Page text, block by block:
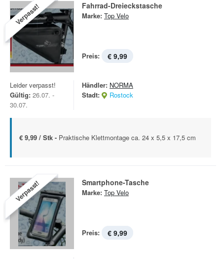
Verpasst! Fahrrad-Dreieckstasche
Marke: Top Velo
Preis: € 9,99
Leider verpasst!
Gültig: 26.07. -
30.07.
Händler: NORMA
Stadt:
Rostock
€ 9,99 / Stk - Praktische Klettmontage ca. 24 x 5,5 x 17,5 cm
Verpasst! Smartphone-Tasche
Marke: Top Velo
Preis: € 9,99